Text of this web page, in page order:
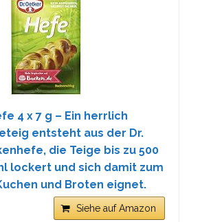
4 x 7 g – Ein herrlich
entsteht aus der Dr.
die Teige bis zu 500
lockert und sich damit zum
und Broten eignet.
Siehe auf Amazon